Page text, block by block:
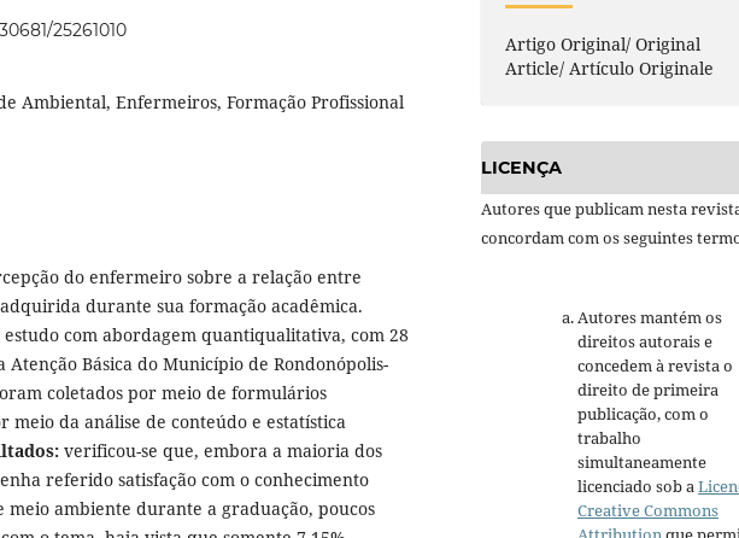
25261010
Ambiental, Enfermeiros, Formação Profissional
do enfermeiro sobre a relação entre
durante sua formação acadêmica.
com abordagem quantiqualitativa, com 28
Básica do Município de Rondonópolis-
coletados por meio de formulários
meio da análise de conteúdo e estatística
verificou-se que, embora a maioria dos
referido satisfação com o conhecimento
meio ambiente durante a graduação, poucos
Artigo Original/ Original
Article/ Artículo Originale
LICENÇA
Autores que publicam nesta
concordam com os seguintes
Autores mantém os
direitos autorais e
concedem à revista o
direito de primeira
publicação, com o
trabalho
simultaneamente
licenciado sob a
Creative Commons